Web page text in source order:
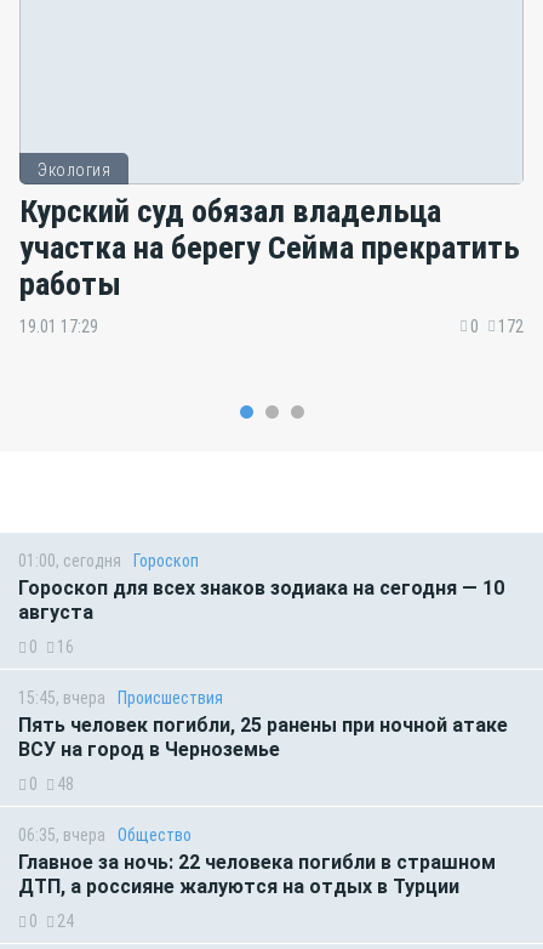
Экология
Курский суд обязал владельца
участка на берегу Сейма прекратить
работы
19.01 17:29 0 172
01:00, сегодня Гороскоп
Гороскоп для всех знаков зодиака на сегодня — 10
августа
0 16
15:45, вчера Происшествия
Пять человек погибли, 25 ранены при ночной атаке
ВСУ на город в Черноземье
0 48
06:35, вчера Общество
Главное за ночь: 22 человека погибли в страшном
ДТП, а россияне жалуются на отдых в Турции
0 24